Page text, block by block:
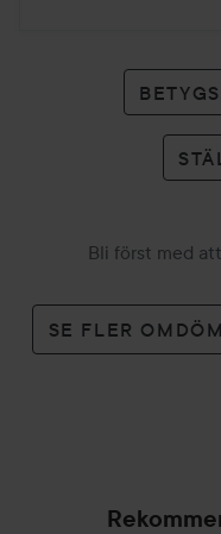
Bli först med
SE FLER